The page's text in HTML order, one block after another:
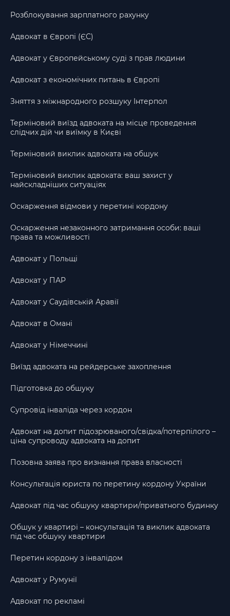
Розблокування зарплатного рахунку
Адвокат в Європі (ЄС)
Адвокат у Європейському суді з прав людини
Адвокат з економічних питань в Європі
Зняття з міжнародного розшуку Інтерпол
Терміновий виїзд адвоката на місце проведення
слідчих дій чи виїмку в Києві
Терміновий виклик адвоката на обшук
Терміновий виклик адвоката: ваш захист у
найскладніших ситуаціях
Оскарження відмови у перетині кордону
Оскарження незаконного затримання особи: ваші
права та можливості
Адвокат у Польщі
Адвокат у ПАР
Адвокат у Саудівській Аравії
Адвокат в Омані
Адвокат у Німеччині
Виїзд адвоката на рейдерське захоплення
Підготовка до обшуку
Супровід інваліда через кордон
Адвокат на допит підозрюваного/свідка/потерпілого –
ціна супроводу адвоката на допит
Позовна заява про визнання права власності
Консультація юриста по перетину кордону України
Адвокат під час обшуку квартири/приватного будинку
Обшук у квартирі – консультація та виклик адвоката
під час обшуку квартири
Перетин кордону з інвалідом
Адвокат у Румунії
Адвокат по рекламі